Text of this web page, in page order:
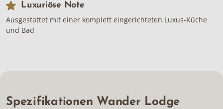
Luxuriöse Note
Ausgestattet mit einer komplett eingerichteten Luxus-Küche
und Bad
Spezifikationen Wander Lodge